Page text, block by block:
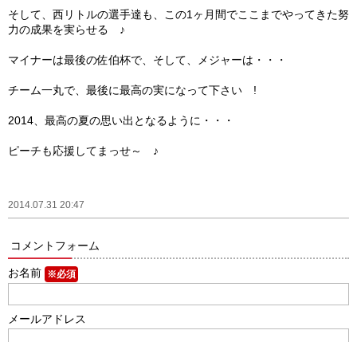
そして、西リトルの選手達も、この1ヶ月間でここまでやってきた努
力の成果を実らせる ♪
マイナーは最後の佐伯杯で、そして、メジャーは・・・
チーム一丸で、最後に最高の実になって下さい !
2014、最高の夏の思い出となるように・・・
ピーチも応援してまっせ～ ♪
2014.07.31 20:47
コメントフォーム
お名前 ※必須
メールアドレス